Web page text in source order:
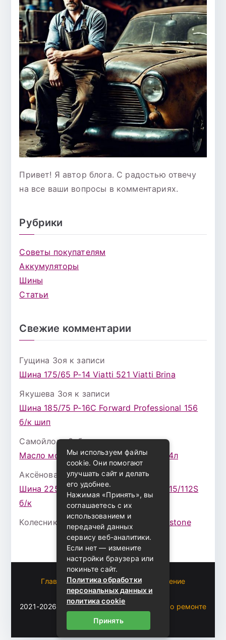
Привет! Я автор блога. С радостью отвечу
на все ваши вопросы в комментариях.
Рубрики
Советы покупателям
Аккумуляторы
Шины
Статьи
Свежие комментарии
Гущина Зоя к записи
Шина 175/65 Р-14 Viatti 521 Viatti Brina
Якушева Зоя к записи
Шина 185/75 Р-16С Forward Professional 156
б/к шип
Самойлова Забавак записи
Масло моторное ZIC X7 (A+) 10W30 4л
Аксёнова Адельк записи
Шина 225/75 Р-16 Nokian Rotiva HT 115/112S
б/к
Колесникова Аурикак записи Bridgestone
Главная
Пользовательское соглашение
Карта сайта
2021-2026 (c)Автоблог Владомира — все о ремонте
и эксплуатации авто
Мы используем файлы
cookie. Они помогают
улучшать сайт и делать
его удобнее.
Нажимая «Принять», вы
соглашаетесь с их
использованием и
передачей данных
сервису веб-аналитики.
Если нет — измените
настройки браузера или
покиньте сайт.
Политика обработки
персональных данных и
политика cookie
Принять